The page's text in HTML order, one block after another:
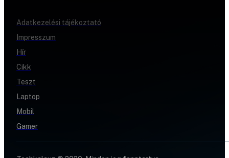
Adatkezelési tájékoztató
Impresszum
Hír
Cikk
Teszt
Laptop
Mobil
Gamer